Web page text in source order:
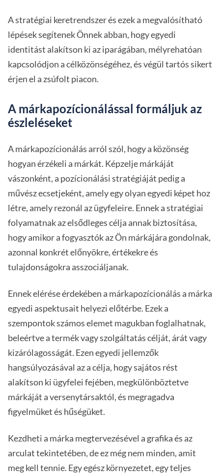
A stratégiai keretrendszer és ezek a megvalósítható
lépések segítenek Önnek abban, hogy egyedi
identitást alakítson ki az iparágában, mélyrehatóan
kapcsolódjon a célközönségéhez, és végül tartós sikert
érjen el a zsúfolt piacon.
A márkapozícionálással formáljuk az
észleléseket
A márkapozícionálás arról szól, hogy a közönség
hogyan érzékeli a márkát. Képzelje márkáját
vászonként, a pozícionálási stratégiáját pedig a
művész ecsetjeként, amely egy olyan egyedi képet hoz
létre, amely rezonál az ügyfeleire. Ennek a stratégiai
folyamatnak az elsődleges célja annak biztosítása,
hogy amikor a fogyasztók az Ön márkájára gondolnak,
azonnal konkrét előnyökre, értékekre és
tulajdonságokra asszociáljanak.
Ennek elérése érdekében a márkapozícionálás a márka
egyedi aspektusait helyezi előtérbe. Ezek a
szempontok számos elemet magukban foglalhatnak,
beleértve a termék vagy szolgáltatás célját, árát vagy
kizárólagosságát. Ezen egyedi jellemzők
hangsúlyozásával az a célja, hogy sajátos rést
alakítson ki ügyfelei fejében, megkülönböztetve
márkáját a versenytársaktól, és megragadva
figyelmüket és hűségüket.
Kezdheti a márka megtervezésével a grafika és az
arculat tekintetében, de ez még nem minden, amit
meg kell tennie. Egy egész környezetet, egy teljes